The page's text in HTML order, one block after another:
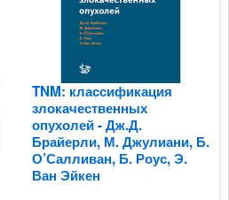
TNM: классификация
злокачественных
опухолей - Дж.Д.
Брайерли, М. Джулиани, Б.
О’Салливан, Б. Роус, Э.
Ван Эйкен